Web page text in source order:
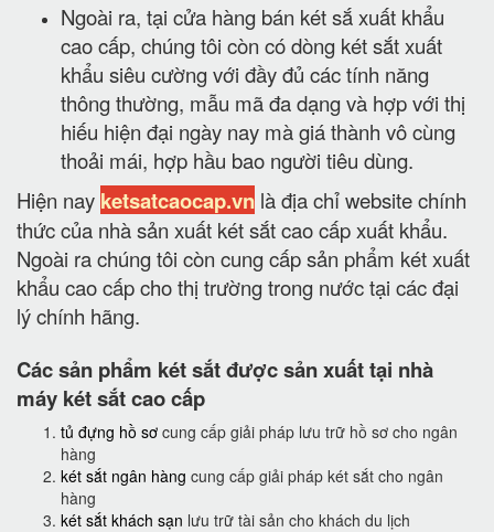
Ngoài ra, tại cửa hàng bán két sắ xuất khẩu
cao cấp, chúng tôi còn có dòng két sắt xuất
khẩu siêu cường với đầy đủ các tính năng
thông thường, mẫu mã đa dạng và hợp với thị
hiếu hiện đại ngày nay mà giá thành vô cùng
thoải mái, hợp hầu bao người tiêu dùng.
Hiện nay ketsatcaocap.vn là địa chỉ website chính
thức của nhà sản xuất két sắt cao cấp xuất khẩu.
Ngoài ra chúng tôi còn cung cấp sản phẩm két xuất
khẩu cao cấp cho thị trường trong nước tại các đại
lý chính hãng.
Các sản phẩm két sắt được sản xuất tại nhà
máy két sắt cao cấp
tủ đựng hồ sơ cung cấp giải pháp lưu trữ hồ sơ cho ngân
hàng
két sắt ngân hàng cung cấp giải pháp két sắt cho ngân
hàng
két sắt khách sạn lưu trữ tài sản cho khách du lịch